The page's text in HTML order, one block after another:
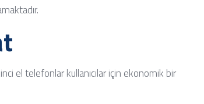
el telefonlar kullanıcılar için ekonomik bir